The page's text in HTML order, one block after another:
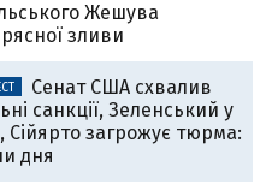
Жешува
зливи
Сенат США схвалив
санкції, Зеленський у
Сійярто загрожує тюрма:
дня